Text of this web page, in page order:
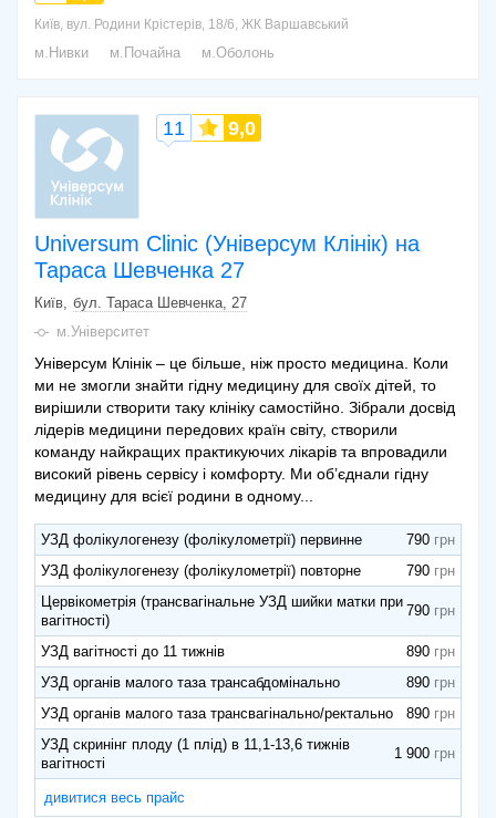
Київ, вул. Родини Крістерів, 18/6, ЖК Варшавський
м.Нивки м.Почайна м.Оболонь
Universum Clinic (Універсум Клінік) на
Тараса Шевченка 27
11 9,0
Київ бул. Тараса Шевченка, 27
м.Університет
Універсум Клінік – це більше, ніж просто медицина. Коли
ми не змогли знайти гідну медицину для своїх дітей, то
вирішили створити таку клініку самостійно. Зібрали досвід
лідерів медицини передових країн світу, створили
команду найкращих практикуючих лікарів та впровадили
високий рівень сервісу і комфорту. Ми об’єднали гідну
медицину для всієї родини в одному...
УЗД фолікулогенезу (фолікулометрії) первинне
790
УЗД фолікулогенезу (фолікулометрії) повторне
790
Цервікометрія (трансвагінальне УЗД шийки матки при
вагітності)
790
УЗД вагітності до 11 тижнів
890
УЗД органів малого таза трансабдомінально
890
УЗД органів малого таза трансвагінально/ректально
890
УЗД скринінг плоду (1 плід) в 11,1-13,6 тижнів
вагітності
1 900
дивитися весь прайс